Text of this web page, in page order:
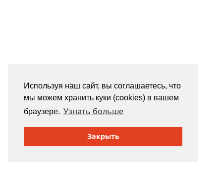
Используя наш сайт, вы соглашаетесь, что
мы можем хранить куки (cookies) в вашем
браузере. Узнать больше
Закрыть